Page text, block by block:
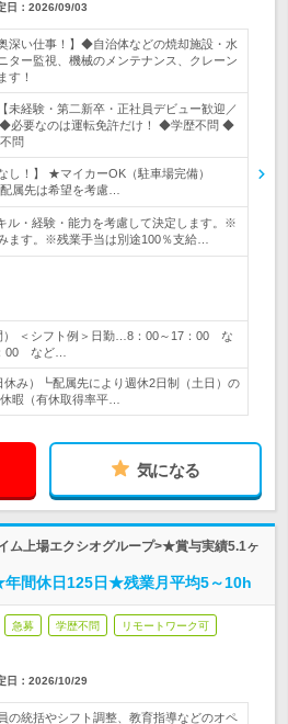
日： 2026/09/03
深い仕事！】◆自治体などの焼却施設・水
ター監視、機械のメンテナンス、クレーン
す！
未経験・第二新卒・正社員デビュー歓迎／
◆必要なのは運転免許だけ！ ◆学歴不問 ◆
問
し！】 ★マイカーOK（駐車場完備）
属先は希望を考慮…
ル・経験・能力を考慮して決定します。※
ます。※残業手当は別途100％支給…
） ＜シフト例＞日勤…8：00～17：00 な
00 など…
休み）┗配属先により週休2日制（土日）の
暇（有休取得率平…
気になる
ム上場エクシオグループ>★賞与実績5.1ヶ
年間休日125日★残業月平均5～10h
急募 学歴不問 リモートワーク可
日： 2026/10/29
の統括やシフト調整、教育指導などのオペ